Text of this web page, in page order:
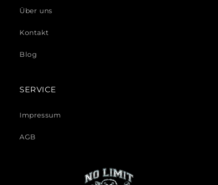
Über uns
Kontakt
Blog
SERVICE
Impressum
AGB